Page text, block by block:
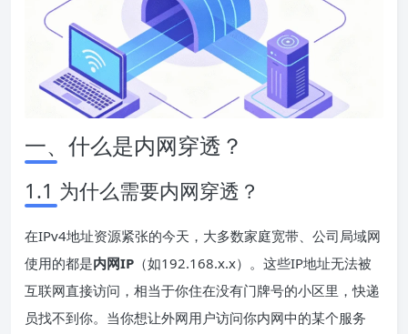
一、什么是内网穿透？
1.1 为什么需要内网穿透？
在IPv4地址资源紧张的今天，大多数家庭宽带、公司局域网
使用的都是内网IP （如192.168.x.x）。这些IP地址无法被
互联网直接访问，相当于你住在没有门牌号的小区里，快递
员找不到你。当你想让外网用户访问你内网中的某个服务